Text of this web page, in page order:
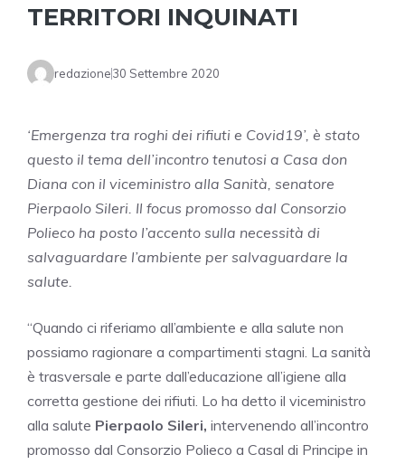
TERRITORI INQUINATI
redazione30 Settembre 2020
‘Emergenza tra roghi dei rifiuti e Covid19’, è stato
questo il tema dell’incontro tenutosi a Casa don
Diana con il viceministro alla Sanità, senatore
Pierpaolo Sileri. Il focus promosso dal Consorzio
Polieco ha posto l’accento sulla necessità di
salvaguardare l’ambiente per salvaguardare la
salute.
“Quando ci riferiamo all’ambiente e alla salute non
possiamo ragionare a compartimenti stagni. La sanità
è trasversale e parte dall’educazione all’igiene alla
corretta gestione dei rifiuti. Lo ha detto il viceministro
alla salute Pierpaolo Sileri, intervenendo all’incontro
promosso dal Consorzio Polieco a Casal di Principe in